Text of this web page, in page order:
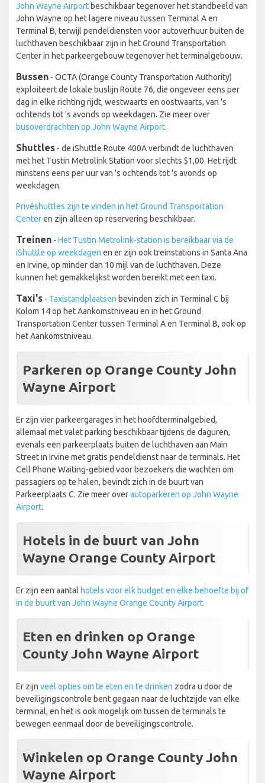
John Wayne Airport beschikbaar tegenover het standbeeld van
John Wayne op het lagere niveau tussen Terminal A en
Terminal B, terwijl pendeldiensten voor autoverhuur buiten de
luchthaven beschikbaar zijn in het Ground Transportation
Center in het parkeergebouw tegenover het terminalgebouw.
Bussen - OCTA (Orange County Transportation Authority)
exploiteert de lokale buslijn Route 76, die ongeveer eens per
dag in elke richting rijdt, westwaarts en oostwaarts, van 's
ochtends tot 's avonds op weekdagen. Zie meer over
busoverdrachten op John Wayne Airport.
Shuttles - de iShuttle Route 400A verbindt de luchthaven
met het Tustin Metrolink Station voor slechts $1,00. Het rijdt
minstens eens per uur van 's ochtends tot 's avonds op
weekdagen.
Privéshuttles zijn te vinden in het Ground Transportation
Centeren zijn alleen op reservering beschikbaar.
Treinen - Het Tustin Metrolink-station is bereikbaar via de
iShuttle op weekdagen en er zijn ook treinstations in Santa Ana
en Irvine, op minder dan 10 mijl van de luchthaven. Deze
kunnen het gemakkelijkst worden bereikt met een taxi.
Taxi's - Taxistandplaatsen bevinden zich in Terminal C bij
Kolom 14 op het Aankomstniveau en in het Ground
Transportation Center tussen Terminal A en Terminal B, ook op
het Aankomstniveau.
Parkeren op Orange County John
Wayne Airport
Er zijn vier parkeergarages in het hoofdterminalgebied,
allemaal met valet parking beschikbaar tijdens de daguren,
evenals een parkeerplaats buiten de luchthaven aan Main
Street in Irvine met gratis pendeldienst naar de terminals. Het
Cell Phone Waiting-gebied voor bezoekers die wachten om
passagiers op te halen, bevindt zich in de buurt van
Parkeerplaats C. Zie meer overautoparkeren op John Wayne
Airport.
Hotels in de buurt van John
Wayne Orange County Airport
Er zijn een aantal hotels voor elk budget en elke behoefte bij of
in de buurt van John Wayne Orange County Airport.
Eten en drinken op Orange
County John Wayne Airport
Er zijn veel opties om te eten en te drinken zodra u door de
beveiligingscontrole bent gegaan naar de luchtzijde van elke
terminal, en het is ook mogelijk om tussen de terminals te
bewegen eenmaal door de beveiligingscontrole.
Winkelen op Orange County John
Wayne Airport